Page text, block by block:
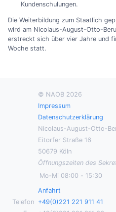
Kundenschulungen.
Die Weiterbildung zum Staatlich
wird am Nicolaus-August-Otto-
erstreckt sich über vier Jahre und
Woche statt.
© NAOB 2026
Impressum
Datenschutzerklärung
Nicolaus-August-Otto-
Eitorfer Straße 16
50679 Köln
Öffnungszeiten des
Mo-Mi 08:00 - 15:30
Anfahrt
Telefon +49(0)221 221 911 41